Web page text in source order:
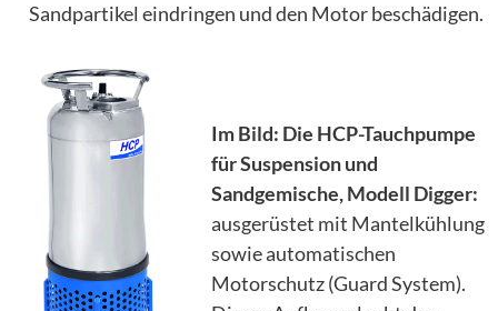
Sandpartikel eindringen und den Motor beschädigen.
Im Bild: Die HCP-Tauchpumpe
für Suspension und
Sandgemische, Modell Digger:
ausgerüstet mit Mantelkühlung
sowie automatischen
Motorschutz (Guard System).